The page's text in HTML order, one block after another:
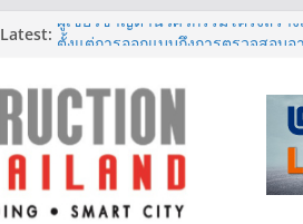
Latest: ผู้เชี่ยวชาญด้านวิศวกรรมโครงสร้า
สะดวกยิ่งขึ้น ภายใต้แนวคิด “More
BCT Expo 2026 ชูแนวคิด
Construction & Mining” ขับเคลื่อ
เหมืองแร่สู่สังคมคาร์บอนต่ำอย่างยั่งยืน
ลลิล พร็อพเพอร์ตี้ ก้าวสู่ปีที่ 40 ยึดลู
สร้างการเติบโตอย่างยั่งยืน